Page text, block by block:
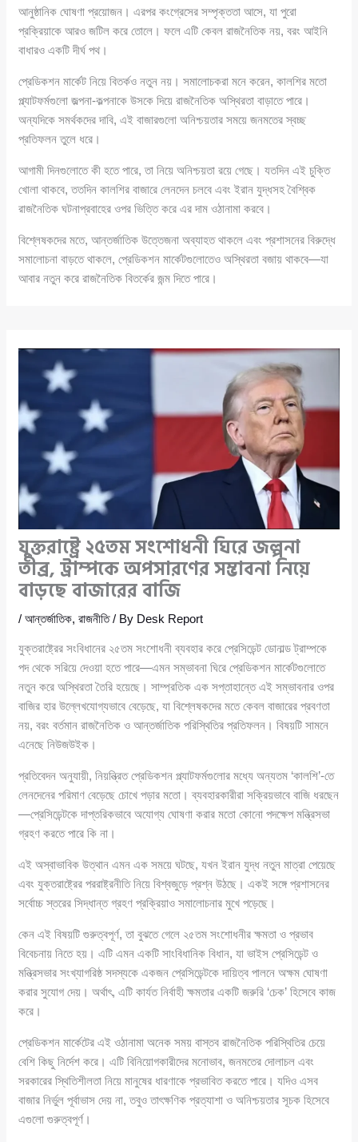
আনুষ্ঠানিক ঘোষণা প্রয়োজন। এরপর কংগ্রেসের সম্পৃক্ততা আসে, যা পুরো
প্রক্রিয়াকে আরও জটিল করে তোলে। ফলে এটি কেবল রাজনৈতিক নয়, বরং আইনি
বাধারও একটি দীর্ঘ পথ।
প্রেডিকশন মার্কেট নিয়ে বিতর্কও নতুন নয়। সমালোচকরা মনে করেন, কালশির মতো
প্ল্যাটফর্মগুলো জল্পনা-কল্পনাকে উসকে দিয়ে রাজনৈতিক অস্থিরতা বাড়াতে পারে।
অন্যদিকে সমর্থকদের দাবি, এই বাজারগুলো অনিশ্চয়তার সময়ে জনমতের স্বচ্ছ
প্রতিফলন তুলে ধরে।
আগামী দিনগুলোতে কী হতে পারে, তা নিয়ে অনিশ্চয়তা রয়ে গেছে। যতদিন এই চুক্তি
খোলা থাকবে, ততদিন কালশির বাজারে লেনদেন চলবে এবং ইরান যুদ্ধসহ বৈশ্বিক
রাজনৈতিক ঘটনাপ্রবাহের ওপর ভিত্তি করে এর দাম ওঠানামা করবে।
বিশ্লেষকদের মতে, আন্তর্জাতিক উত্তেজনা অব্যাহত থাকলে এবং প্রশাসনের বিরুদ্ধে
সমালোচনা বাড়তে থাকলে, প্রেডিকশন মার্কেটগুলোতেও অস্থিরতা বজায় থাকবে—যা
আবার নতুন করে রাজনৈতিক বিতর্কের জন্ম দিতে পারে।
যুক্তরাষ্ট্রে ২৫তম সংশোধনী ঘিরে জল্পনা
তীব্র, ট্রাম্পকে অপসারণের সম্ভাবনা নিয়ে
বাড়ছে বাজারের বাজি
/আন্তর্জাতিক,রাজনীতি/ By Desk Report
যুক্তরাষ্ট্রের সংবিধানের ২৫তম সংশোধনী ব্যবহার করে প্রেসিডেন্ট ডোনাল্ড ট্রাম্পকে
পদ থেকে সরিয়ে দেওয়া হতে পারে—এমন সম্ভাবনা ঘিরে প্রেডিকশন মার্কেটগুলোতে
নতুন করে অস্থিরতা তৈরি হয়েছে। সাম্প্রতিক এক সপ্তাহান্তে এই সম্ভাবনার ওপর
বাজির হার উল্লেখযোগ্যভাবে বেড়েছে, যা বিশ্লেষকদের মতে কেবল বাজারের প্রবণতা
নয়, বরং বর্তমান রাজনৈতিক ও আন্তর্জাতিক পরিস্থিতির প্রতিফলন। বিষয়টি সামনে
এনেছে নিউজউইক।
প্রতিবেদন অনুযায়ী, নিয়ন্ত্রিত প্রেডিকশন প্ল্যাটফর্মগুলোর মধ্যে অন্যতম ‘কালশি’-তে
লেনদেনের পরিমাণ বেড়েছে চোখে পড়ার মতো। ব্যবহারকারীরা সক্রিয়ভাবে বাজি ধরছেন
—প্রেসিডেন্টকে দাপ্তরিকভাবে অযোগ্য ঘোষণা করার মতো কোনো পদক্ষেপ মন্ত্রিসভা
গ্রহণ করতে পারে কি না।
এই অস্বাভাবিক উত্থান এমন এক সময়ে ঘটছে, যখন ইরান যুদ্ধ নতুন মাত্রা পেয়েছে
এবং যুক্তরাষ্ট্রের পররাষ্ট্রনীতি নিয়ে বিশ্বজুড়ে প্রশ্ন উঠছে। একই সঙ্গে প্রশাসনের
সর্বোচ্চ স্তরের সিদ্ধান্ত গ্রহণ প্রক্রিয়াও সমালোচনার মুখে পড়েছে।
কেন এই বিষয়টি গুরুত্বপূর্ণ, তা বুঝতে গেলে ২৫তম সংশোধনীর ক্ষমতা ও প্রভাব
বিবেচনায় নিতে হয়। এটি এমন একটি সাংবিধানিক বিধান, যা ভাইস প্রেসিডেন্ট ও
মন্ত্রিসভার সংখ্যাগরিষ্ঠ সদস্যকে একজন প্রেসিডেন্টকে দায়িত্ব পালনে অক্ষম ঘোষণা
করার সুযোগ দেয়। অর্থাৎ, এটি কার্যত নির্বাহী ক্ষমতার একটি জরুরি ‘চেক’ হিসেবে কাজ
করে।
প্রেডিকশন মার্কেটের এই ওঠানামা অনেক সময় বাস্তব রাজনৈতিক পরিস্থিতির চেয়ে
বেশি কিছু নির্দেশ করে। এটি বিনিয়োগকারীদের মনোভাব, জনমতের দোলাচল এবং
সরকারের স্থিতিশীলতা নিয়ে মানুষের ধারণাকে প্রভাবিত করতে পারে। যদিও এসব
বাজার নির্ভুল পূর্বাভাস দেয় না, তবুও তাৎক্ষণিক প্রত্যাশা ও অনিশ্চয়তার সূচক হিসেবে
এগুলো গুরুত্বপূর্ণ।